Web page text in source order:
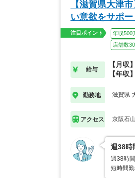
【滋賀県大津
い意欲をサポ
注目ポイント 年収500
店舗数
給与
【月収
【年収
勤務地 滋賀県
アクセス 京阪石
週38時
週38時
短時間